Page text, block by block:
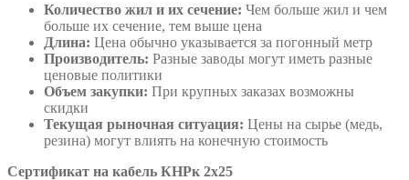
Количество жил и их сечение: Чем больше жил и чем
больше их сечение, тем выше цена
Длина: Цена обычно указывается за погонный метр
Производитель: Разные заводы могут иметь разные
ценовые политики
Объем закупки: При крупных заказах возможны
скидки
Текущая рыночная ситуация: Цены на сырье (медь,
резина) могут влиять на конечную стоимость
Сертификат на кабель КНРк 2х25